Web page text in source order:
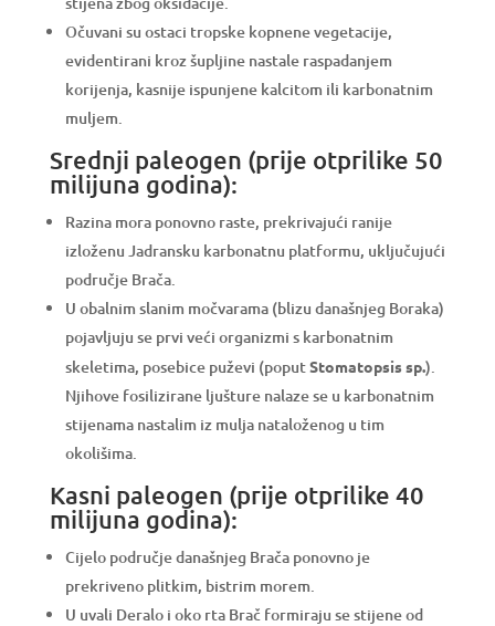
Očuvani su ostaci tropske kopnene vegetacije,
evidentirani kroz šupljine nastale raspadanjem
korijenja, kasnije ispunjene kalcitom ili karbonatnim
muljem.
Srednji paleogen (prije otprilike 50
milijuna godina):
Razina mora ponovno raste, prekrivajući ranije
izloženu Jadransku karbonatnu platformu, uključujući
područje Brača.
U obalnim slanim močvarama (blizu današnjeg Boraka)
pojavljuju se prvi veći organizmi s karbonatnim
skeletima, posebice puževi (poputStomatopsis sp.).
Njihove fosilizirane ljušture nalaze se u karbonatnim
stijenama nastalim iz mulja nataloženog u tim
okolišima.
Kasni paleogen (prije otprilike 40
milijuna godina):
Cijelo područje današnjeg Brača ponovno je
prekriveno plitkim, bistrim morem.
U uvali Deralo i oko rta Brač formiraju se stijene od